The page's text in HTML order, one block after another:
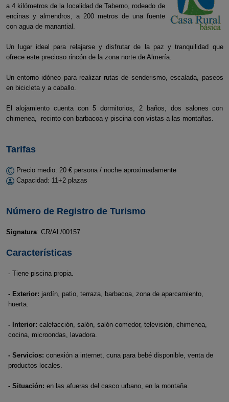
a 4 kilómetros de la localidad de Taberno, rodeado de
encinas y almendros, a 200 metros de una fuente
con agua de manantial.
Un lugar ideal para relajarse y disfrutar de la paz y tranquilidad que
ofrece este precioso rincón de la zona norte de Almería.
Un entorno idóneo para realizar rutas de senderismo, escalada, paseos
en bicicleta y a caballo.
El alojamiento cuenta con 5 dormitorios, 2 baños, dos salones con
chimenea, recinto con barbacoa y piscina con vistas a las montañas.
Tarifas
Precio medio: 20 € persona / noche aproximadamente
Capacidad: 11+2 plazas
Número de Registro de Turismo
Signatura: CR/AL/00157
Características
- Tiene piscina propia.
- Exterior: jardín, patio, terraza, barbacoa, zona de aparcamiento,
huerta.
- Interior: calefacción, salón, salón-comedor, televisión, chimenea,
cocina, microondas, lavadora.
- Servicios: conexión a internet, cuna para bebé disponible, venta de
productos locales.
- Situación: en las afueras del casco urbano, en la montaña.